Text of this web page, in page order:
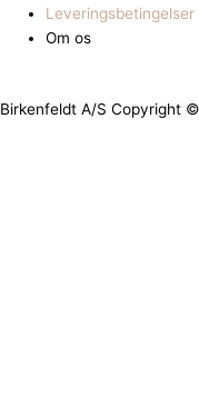
Leveringsbetingelser
Om os
Birkenfeldt A/S Copyright